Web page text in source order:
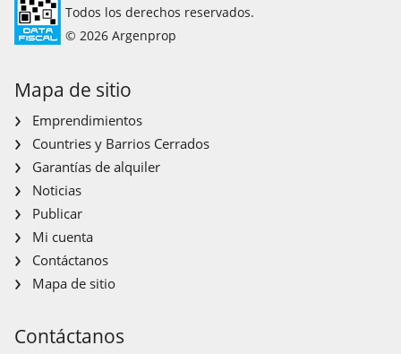
Todos los derechos reservados.
© 2026 Argenprop
Mapa de sitio
Emprendimientos
Countries y Barrios Cerrados
Garantías de alquiler
Noticias
Publicar
Mi cuenta
Contáctanos
Mapa de sitio
Contáctanos